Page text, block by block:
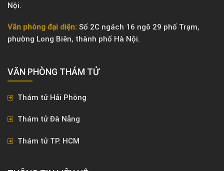
Nội.
Văn phòng đại diện: Số 2C ngách 16 ngõ 29 phố Trạm,
phường Long Biên, thành phố Hà Nội.
VĂN PHÒNG ​THÁM TỬ
Thám tử Hải Phòng
Thám tử Đà Nẵng
Thám tử TP. HCM